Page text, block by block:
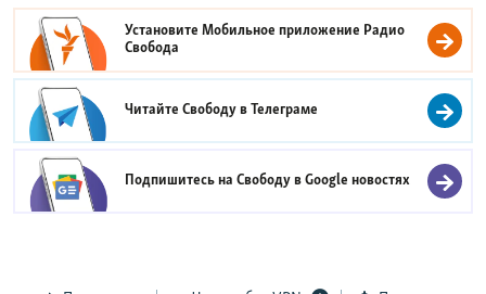
Установите Мобильное приложение Радио
Свобода
Читайте Свободу вТелеграме
Подпишитесь на Свободу вGoogle новостях